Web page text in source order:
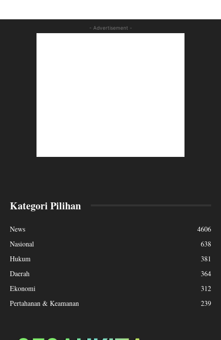
- Advertisement -
Kategori Pilihan
News
4606
Nasional
638
Hukum
381
Daerah
364
Ekonomi
312
Pertahanan & Keamanan
239